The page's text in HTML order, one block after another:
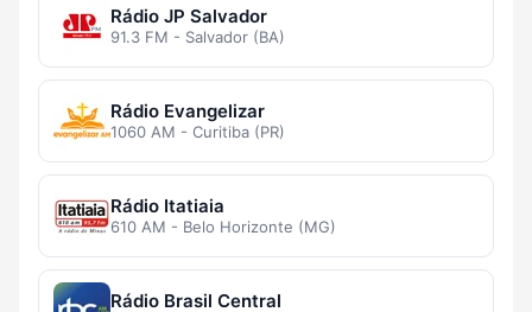
Rádio JP Salvador
91.3 FM - Salvador (BA)
Rádio Evangelizar
1060 AM - Curitiba (PR)
Rádio Itatiaia
610 AM - Belo Horizonte (MG)
Rádio Brasil Central